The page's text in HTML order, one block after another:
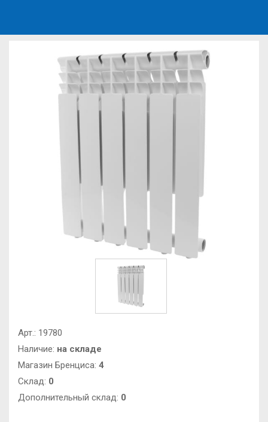
Арт.: 19780
Наличие: на складе
Магазин Бренциса: 4
Cклад: 0
Дополнительный склад: 0